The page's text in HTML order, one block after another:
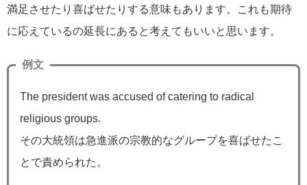
満足させたり喜ばせたりする意味もあります。これも期待
に応えているの延長にあると考えてもいいと思います。
例文
The president was accused of catering to radical
religious groups.
その大統領は急進派の宗教的なグループを喜ばせたこ
とで責められた。